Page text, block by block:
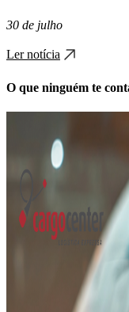
30 de julho
Ler notícia
O que ninguém te